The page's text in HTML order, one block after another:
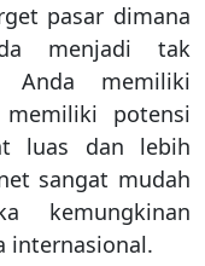
pasar dimana
menjadi tak
Anda memiliki
potensi
luas dan lebih
sangat mudah
kemungkinan
internasional.